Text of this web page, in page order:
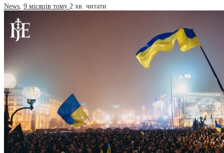
News, 9 місяців тому 2 хв. читати